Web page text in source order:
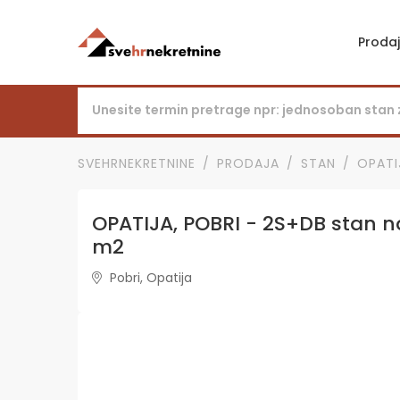
SVEHRNEKRETNINE PRODAJA STAN
OPATIJA, POBRI - 2S+DB
m2
Pobri, Opatija